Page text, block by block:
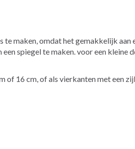
te maken, omdat het gemakkelijk aan
spiegel te maken. voor een kleine
of 16 cm, of als vierkanten met een